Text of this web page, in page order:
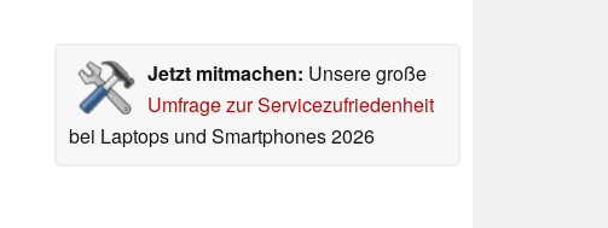
Jetzt mitmachen: Unsere große
Umfrage zur Servicezufriedenheit
bei Laptops und Smartphones 2026